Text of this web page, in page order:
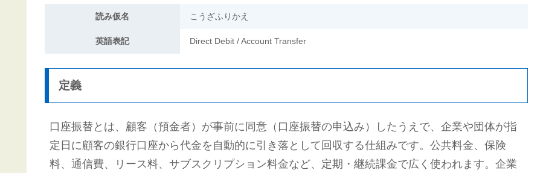
読み仮名 こうざふりかえ
英語表記 Direct Debit / Account Transfer
定義
口座振替とは、顧客（預金者）が事前に同意（口座振替の申込み）したうえで、企業や団体が指
定日に顧客の銀行口座から代金を自動的に引き落として回収する仕組みです。公共料金、保険
料、通信費、リース料、サブスクリプション料金など、定期・継続課金で広く使われます。企業